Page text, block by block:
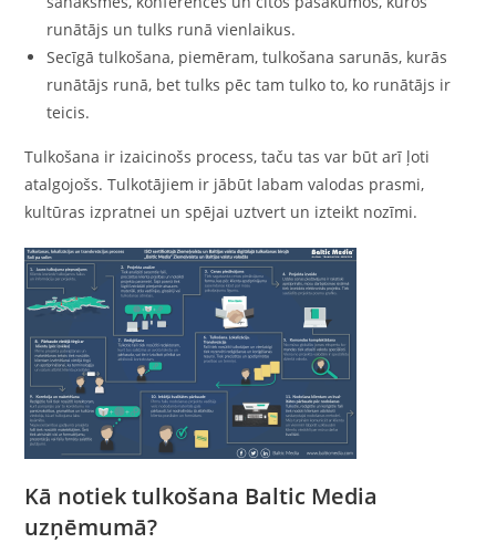
runātājs un tulks runā vienlaikus.
Secīgā tulkošana, piemēram, tulkošana sarunās, kurās
runātājs runā, bet tulks pēc tam tulko to, ko runātājs ir
teicis.
Tulkošana ir izaicinošs process, taču tas var būt arī ļoti
atalgojošs. Tulkotājiem ir jābūt labam valodas prasmi,
kultūras izpratnei un spējai uztvert un izteikt nozīmi.
Kā notiek tulkošana Baltic Media
uzņēmumā?